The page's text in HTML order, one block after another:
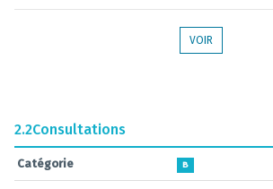
VOIR
2.2Consultations
Catégorie B